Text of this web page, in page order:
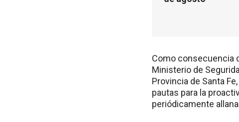
Como consecuencia
Ministerio de
Provincia de Santa
pautas para la
periódicamente